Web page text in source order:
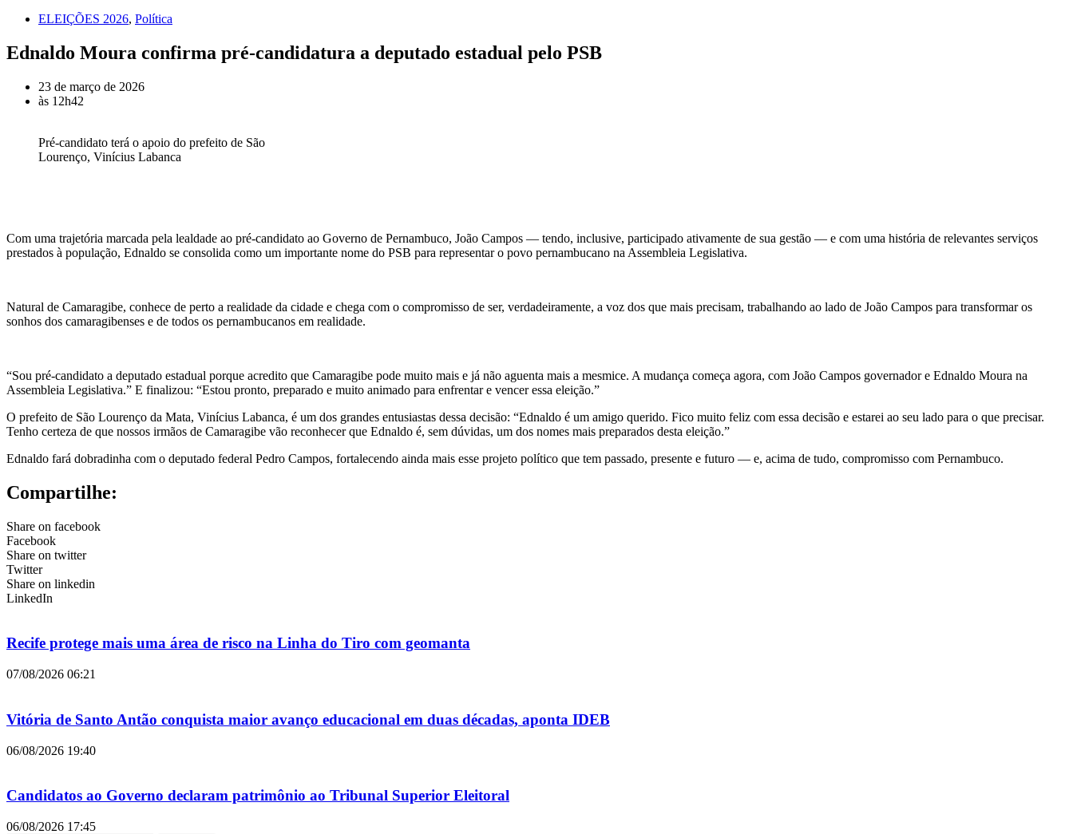
ELEIÇÕES 2026, Política
Ednaldo Moura confirma pré-candidatura a deputado estadual pelo PSB
23 de março de 2026
às 12h42
Pré-candidato terá o apoio do prefeito de São
Lourenço, Vinícius Labanca
Com uma trajetória marcada pela lealdade ao pré-candidato ao Governo de Pernambuco, João Campos — tendo, inclusive, participado ativamente de sua gestão — e com uma história de relevantes serviços
prestados à população, Ednaldo se consolida como um importante nome do PSB para representar o povo pernambucano na Assembleia Legislativa.
Natural de Camaragibe, conhece de perto a realidade da cidade e chega com o compromisso de ser, verdadeiramente, a voz dos que mais precisam, trabalhando ao lado de João Campos para transformar os
sonhos dos camaragibenses e de todos os pernambucanos em realidade.
“Sou pré-candidato a deputado estadual porque acredito que Camaragibe pode muito mais e já não aguenta mais a mesmice. A mudança começa agora, com João Campos governador e Ednaldo Moura na
Assembleia Legislativa.” E finalizou: “Estou pronto, preparado e muito animado para enfrentar e vencer essa eleição.”
O prefeito de São Lourenço da Mata, Vinícius Labanca, é um dos grandes entusiastas dessa decisão: “Ednaldo é um amigo querido. Fico muito feliz com essa decisão e estarei ao seu lado para o que precisar.
Tenho certeza de que nossos irmãos de Camaragibe vão reconhecer que Ednaldo é, sem dúvidas, um dos nomes mais preparados desta eleição.”
Ednaldo fará dobradinha com o deputado federal Pedro Campos, fortalecendo ainda mais esse projeto político que tem passado, presente e futuro — e, acima de tudo, compromisso com Pernambuco.
Compartilhe:
Share on facebook
Facebook
Share on twitter
Twitter
Share on linkedin
LinkedIn
Recife protege mais uma área de risco na Linha do Tiro com geomanta
07/08/2026 06:21
Vitória de Santo Antão conquista maior avanço educacional em duas décadas, aponta IDEB
06/08/2026 19:40
Candidatos ao Governo declaram patrimônio ao Tribunal Superior Eleitoral
06/08/2026 17:45